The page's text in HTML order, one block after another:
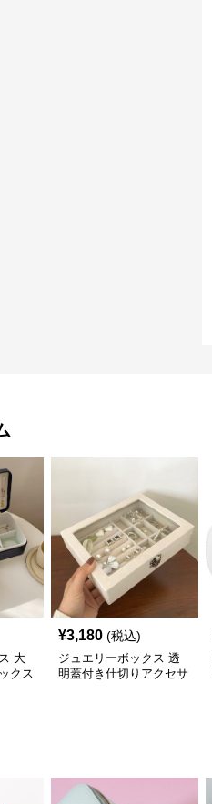
大
クス
¥3,180 (税込)
ジュエリーボックス 透
明蓋付き仕切りアクセサ